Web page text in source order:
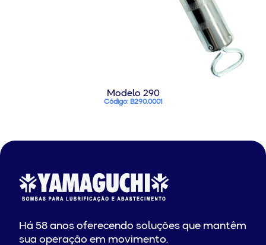
Modelo 290
Código: B290.0001
Há 58 anos oferecendo soluções que mantêm
sua operação em movimento.